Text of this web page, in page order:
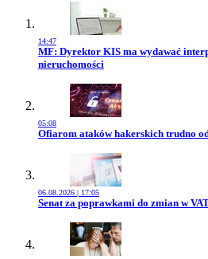
14:47
Przejdź do artykułu:
MF: Dyrektor KIS ma wydawać
nieruchomości
05:08
Przejdź do artykułu:
Ofiarom ataków hakerskich trudno
06.08.2026 | 17:05
Przejdź do artykułu:
Senat za poprawkami do zmian w